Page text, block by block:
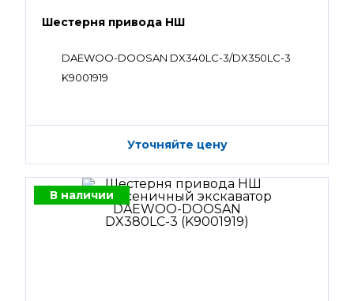
Шестерня привода НШ
DAEWOO-DOOSAN DX340LC-3/DX350LC-3
K9001919
Уточняйте цену
В наличии